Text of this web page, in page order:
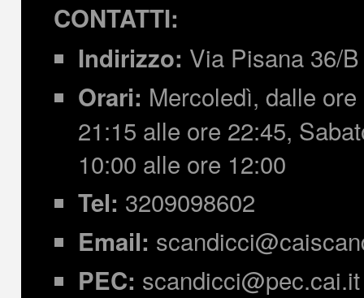
CONTATTI:
Indirizzo: Via Pisana 36/
Orari: Mercoledì, dalle
21:15 alle ore 22:45,
10:00 alle ore 12:00
Tel: 3209098602
Email:
PEC: scandicci@pec.cai.it